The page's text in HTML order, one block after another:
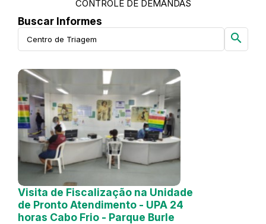
CONTROLE DE DEMANDAS
Buscar Informes
search
Visita de Fiscalização na Unidade
de Pronto Atendimento - UPA 24
horas Cabo Frio - Parque Burle